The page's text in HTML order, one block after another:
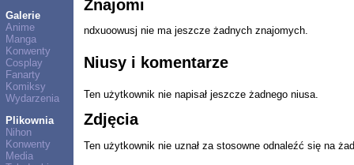
Galerie
Anime
Manga
Konwenty
Cosplay
Fanarty
Komiksy
Wydarzenia
Plikownia
Nihon
Konwenty
Media
Znajomi
ndxuoowusj nie ma jeszcze żadnych znajomych.
Niusy i komentarze
Ten użytkownik nie napisał jeszcze żadnego niusa.
Zdjęcia
Ten użytkownik nie uznał za stosowne odnaleźć się na